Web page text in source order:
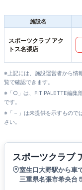
施設名
スポーツクラブ アク
トス名張店
※上記には、施設運営者から情
覧で確認できます。
※「○」は、FIT PALETTE編集
です。
※「－」は未提供を示すもので
さい。
スポーツクラブ
室生口大野駅から車
三重県名張市希央台